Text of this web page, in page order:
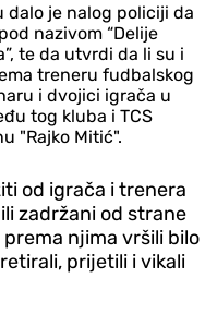
dalo je nalog policiji da
nazivom “Delije
te da utvrdi da li su i
treneru fudbalskog
i dvojici igrača u
tog kluba i TCS
"Rajko Mitić".
od igrača i trenera
zadržani od strane
njima vršili bilo
prijetili i vikali